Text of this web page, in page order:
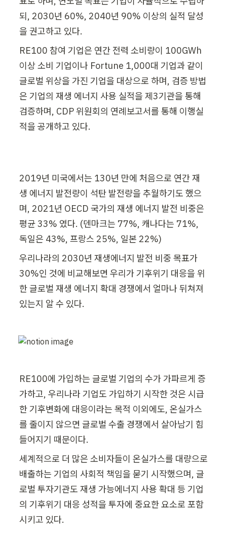
되, 2030년 60%, 2040년 90% 이상의 실적 달성
을 권고하고 있다.
RE100 참여 기업은 연간 전력 소비량이 100GWh
이상 소비 기업이나 Fortune 1,000대 기업과 같이
글로벌 위상을 가진 기업을 대상으로 하며, 검증 방법
은 기업의 재생 에너지 사용 실적을 제3기관을 통해
검증하며, CDP 위원회의 연례보고서를 통해 이행실
적을 공개하고 있다.
2019년 미국에서는 130년 만에 처음으로 연간 재
생 에너지 발전량이 석탄 발전량을 추월하기도 했으
며, 2021년 OECD 국가의 재생 에너지 발전 비중은
평균 33% 였다. (덴마크는 77%, 캐나다는 71%,
독일은 43%, 프랑스 25%, 일본 22%)
우리나라의 2030년 재생에너지 발전 비중 목표가
30%인 것에 비교해보면 우리가 기후위기 대응을 위
한 글로벌 재생 에너지 확대 경쟁에서 얼마나 뒤쳐져
있는지 알 수 있다.
RE100에 가입하는 글로벌 기업의 수가 가파르게 증
가하고, 우리나라 기업도 가입하기 시작한 것은 시급
한 기후변화에 대응이라는 목적 이외에도, 온실가스
를 줄이지 않으면 글로벌 수출 경쟁에서 살아남기 힘
들어지기 때문이다.
세계적으로 더 많은 소비자들이 온실가스를 대량으로
배출하는 기업의 사회적 책임을 묻기 시작했으며, 글
로벌 투자기관도 재생 가능에너지 사용 확대 등 기업
의 기후위기 대응 성적을 투자에 중요한 요소로 포함
시키고 있다.